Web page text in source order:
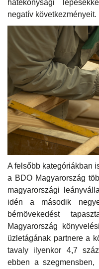
hatékonysági
negatív következményeit.
A felsőbb kategóriákban
a BDO Magyarország
magyarországi
idén a második
bérnövekedést
Magyarország
üzletágának partnere a
tavaly ilyenkor 4,7
ebben a